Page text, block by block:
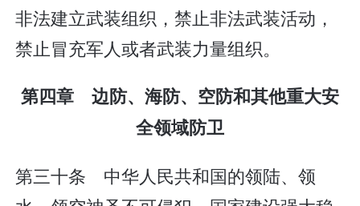
非法建立武装组织，禁止非法武装活动，
禁止冒充军人或者武装力量组织。
第四章 边防、海防、空防和其他重大安
全领域防卫
第三十条 中华人民共和国的领陆、领